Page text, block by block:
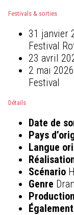
Festivals & sorties
31 janvier
Festival
23 avril
2 mai
Festival
Détails
Date de
Pays
Langue
Scénario
Genre
Production